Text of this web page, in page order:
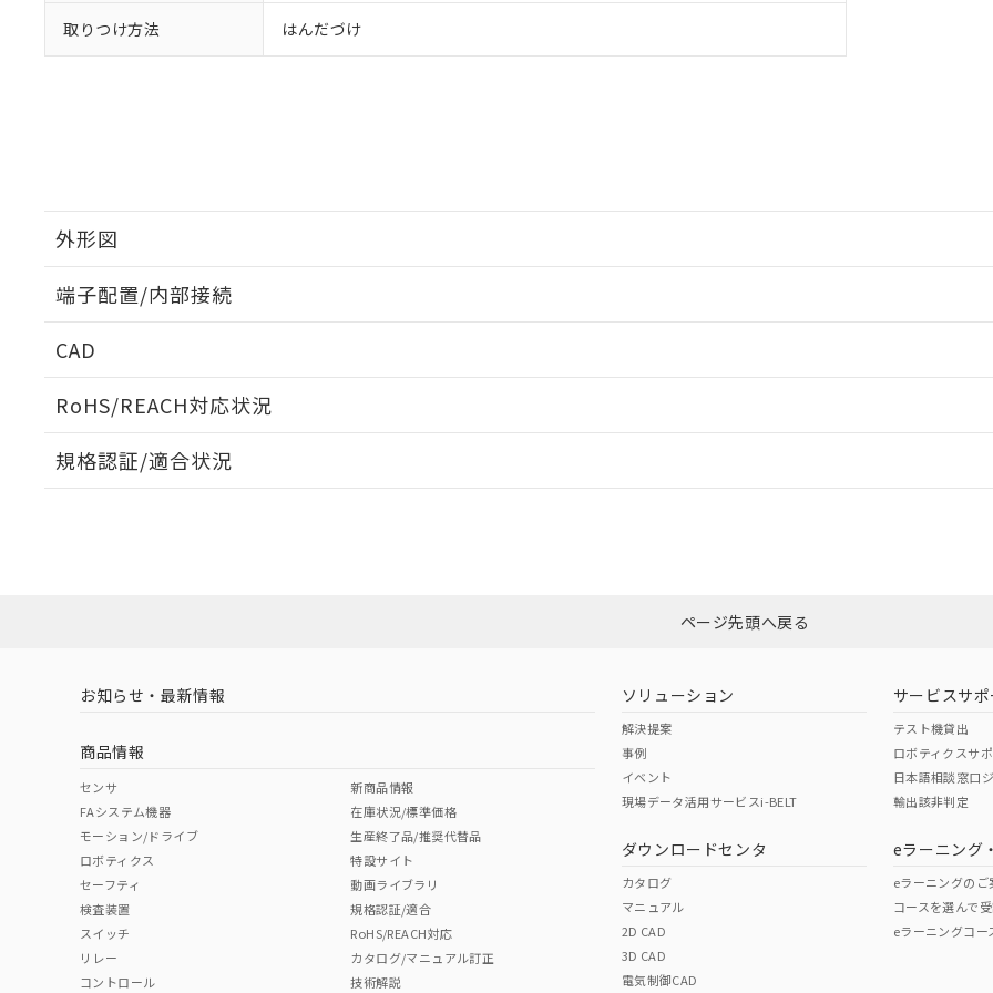
取りつけ方法 はんだづけ
外形図
端子配置/内部接続
CAD
RoHS/REACH対応状況
規格認証/適合状況
ページ先頭へ戻る
お知らせ・最新情報
商品情報
センサ
FAシステム機器
モーション/ドライブ
ロボティクス
セーフティ
検査装置
スイッチ
リレー
コントロール
新商品情報
在庫状況/標準価格
生産終了品/推奨代替品
特設サイト
動画ライブラリ
規格認証/適合
RoHS/REACH対応
カタログ/マニュアル訂正
技術解説
ソリューション
解決提案
事例
イベント
現場データ活用サービスi-BELT
ダウンロードセンタ
カタログ
マニュアル
2D CAD
3D CAD
電気制御CAD
サービスサポ
テスト機貸出
ロボティクスサ
日本語相談窓口
輸出該非判定
eラーニング
eラーニングのご
コースを選んで
eラーニングコー